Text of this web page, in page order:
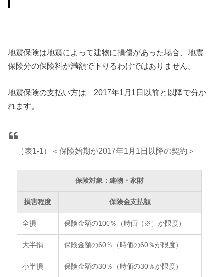
地震保険は地震によって建物に損傷があった場合、地震
保険分の保険料が満額で下りるわけではありません。
地震保険の支払い方は、2017年1月1日以前と以降で分か
れます。
（表1-1）＜保険始期が2017年1月1日以降の契約＞
保険対象：建物・家財
損害程度 保険金支払額
全損 保険金額の100％（時価（※）が限度）
大半損 保険金額の60％（時価の60％が限度）
小半損 保険金額の30％（時価の30％が限度）